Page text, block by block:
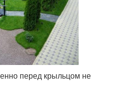
перед крыльцом не